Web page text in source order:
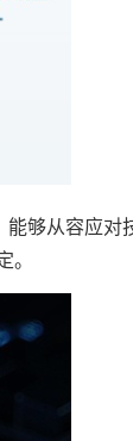
够从容应对